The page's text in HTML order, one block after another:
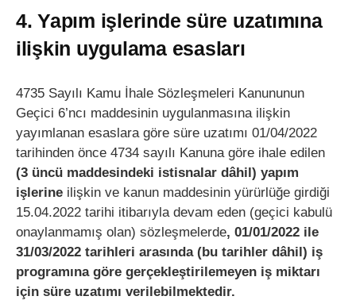
4. Yapım işlerinde süre uzatımına
ilişkin uygulama esasları
4735 Sayılı Kamu İhale Sözleşmeleri Kanununun
Geçici 6’ncı maddesinin uygulanmasına ilişkin
yayımlanan esaslara göre süre uzatımı 01/04/2022
tarihinden önce 4734 sayılı Kanuna göre ihale edilen
(3 üncü maddesindeki istisnalar dâhil) yapım
işlerine ilişkin ve kanun maddesinin yürürlüğe girdiği
15.04.2022 tarihi itibarıyla devam eden (geçici kabulü
onaylanmamış olan) sözleşmelerde, 01/01/2022 ile
31/03/2022 tarihleri arasında (bu tarihler dâhil) iş
programına göre gerçekleştirilemeyen iş miktarı
için süre uzatımı verilebilmektedir.